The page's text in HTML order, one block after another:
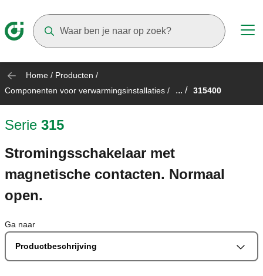
Home / Producten /
Componenten voor verwarmingsinstallaties / ... / 315400
Serie 315
Stromingsschakelaar met
magnetische contacten. Normaal
open.
Ga naar
Productbeschrijving